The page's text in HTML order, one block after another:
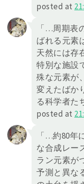
posted at
「…周期表
ばれる元素
天然には存
特別な施設
殊な元素が
変えたばか
る科学者た
posted at
「…約80年
な合成レー
ラン元素が
予測と異な